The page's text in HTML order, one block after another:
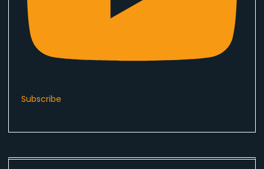
Subscribe